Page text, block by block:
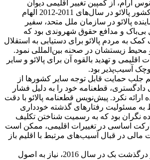
آرام، از کمپین تغییر اقلیمی دیوان
بین‌المللی دادگستری کشور پالائو در سال‌های 2011-2012 الهام
پالائو در سازمان ملل متحد، سفیر
بی‌باک و مدافع حقوق شهروندی بود که
به مردم پالائو برای دستیابی به استقلال
زیستشان در صحنه بین‌المللی نمود.
اقلیمی و تهدید بالقوه آن برای پالائو و سایر
آسیب‌پذیر بود.
جلب حمایت قابل توجه سایر کشورها از
دادگستری، قطعنامه خود را به دلیل فشار
ارائه نکرد. پیش‌نویس قطعنامه پالائو با دقت
مسئولیت رفتارهای گذشته خودداری
نگران بود که به رسمیت شناختن تکلیف
اساسی در تغییرات اقلیمی، ممکن است
مالی در قبال آسیب‌های مرتبط با اقلیم باز
از زمان کمپین پالائو و درگذشت بک در سال 2016، نیاز به اصول